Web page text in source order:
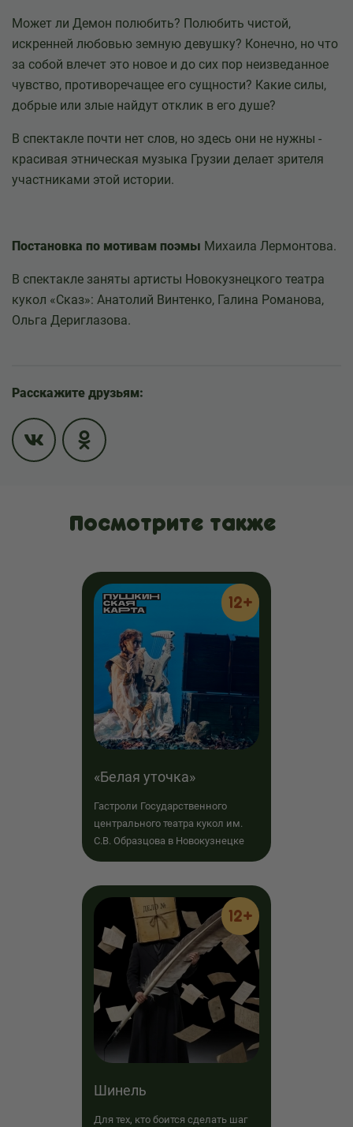
Может ли Демон полюбить? Полюбить чистой,
искренней любовью земную девушку? Конечно, но что
за собой влечет это новое и до сих пор неизведанное
чувство, противоречащее его сущности? Какие силы,
добрые или злые найдут отклик в его душе?
В спектакле почти нет слов, но здесь они не нужны -
красивая этническая музыка Грузии делает зрителя
участниками этой истории.
Постановка по мотивам поэмы Михаила Лермонтова.​
В спектакле заняты артисты Новокузнецкого театра
кукол «Сказ»: Анатолий Винтенко, Галина Романова,
Ольга Дериглазова.
Расскажите друзьям:
Посмотрите также
12+
«Белая уточка»
Гастроли Государственного
центрального театра кукол им.
С.В. Образцова в Новокузнецке
12+
Шинель
Для тех, кто боится сделать шаг